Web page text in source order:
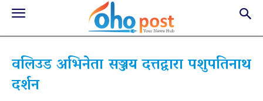
वलिउड अभिनेता सञ्जय दत्तद्वारा पशुपतिनाथ
दर्शन